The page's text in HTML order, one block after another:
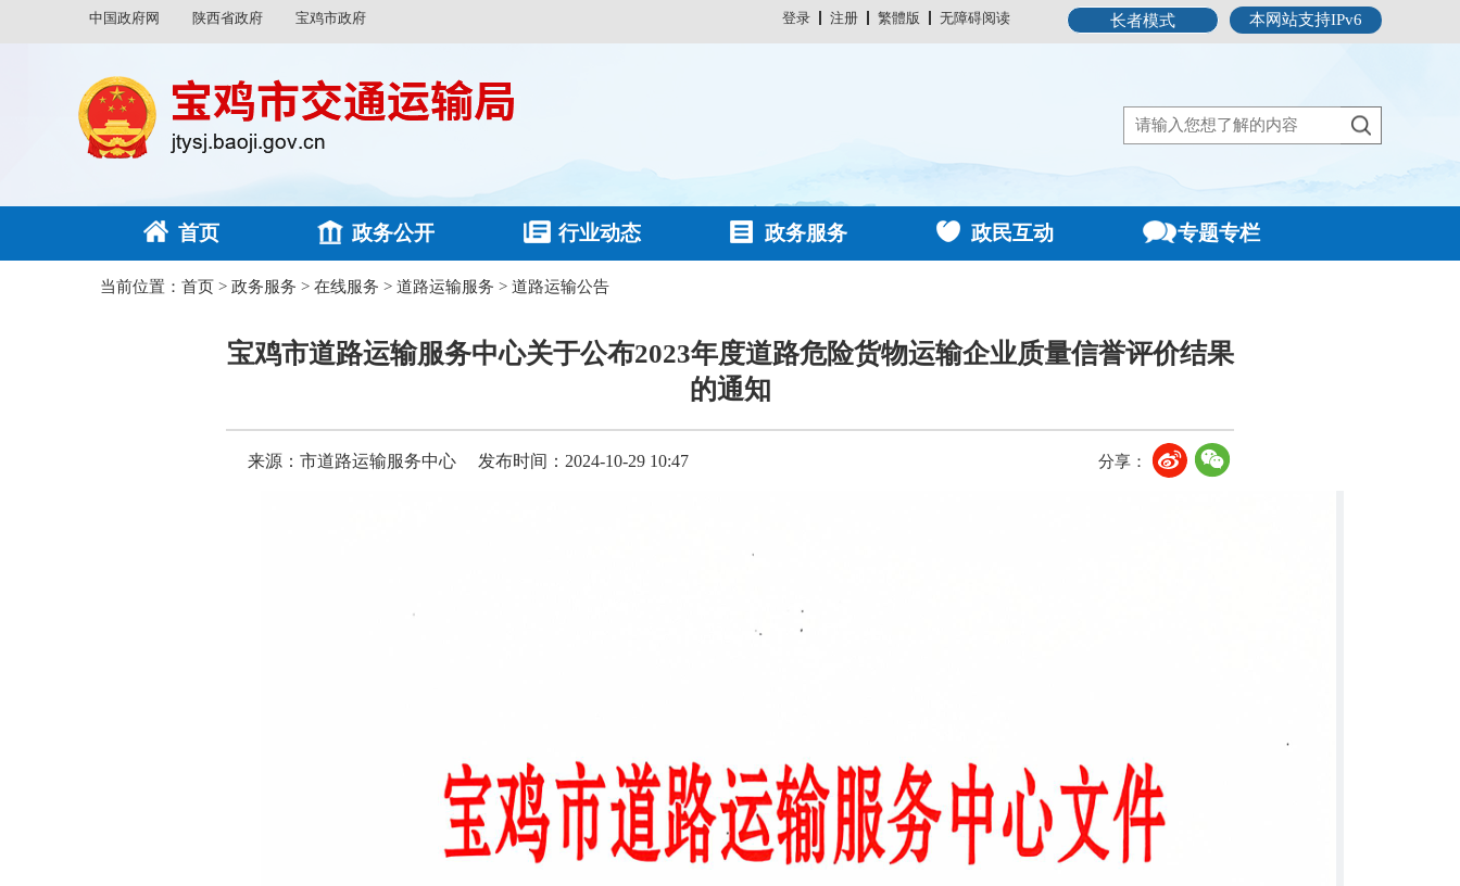
中国政府网 陕西省政府 宝鸡市政府 本网站支持IPv6
长者模式
登录 注册 繁體版 无障碍阅读
首页 政务公开 行业动态 政务服务 政民互动 专题专栏
当前位置： 首页 > 政务服务 > 在线服务 > 道路运输服务 > 道路运输公告
宝鸡市道路运输服务中心关于公布2023年度道路危险货物运输企业质量信誉评价结果
的通知
来源：市道路运输服务中心 发布时间：2024-10-29 10:47 分享：